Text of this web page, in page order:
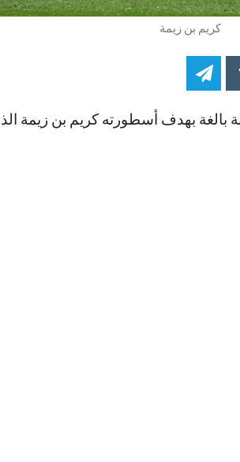
كريم بن زيمة
بالغة بهدف أسطورته كريم بن زيمة